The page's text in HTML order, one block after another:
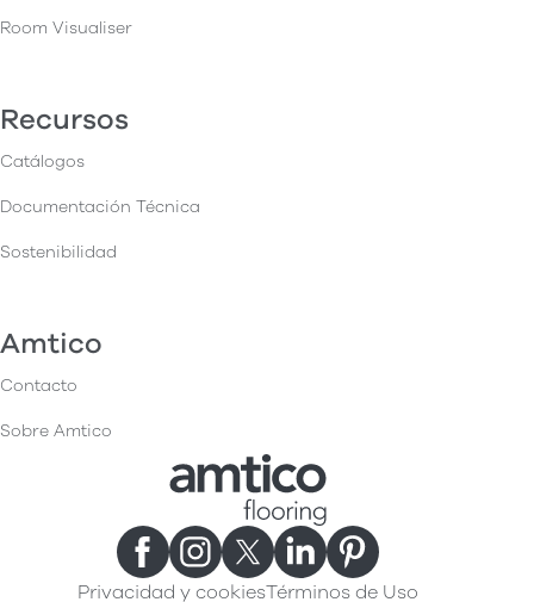
Room Visualiser
Recursos
Catálogos
Documentación Técnica
Sostenibilidad
Amtico
Contacto
Sobre Amtico
Privacidad y cookiesTérminos de Uso